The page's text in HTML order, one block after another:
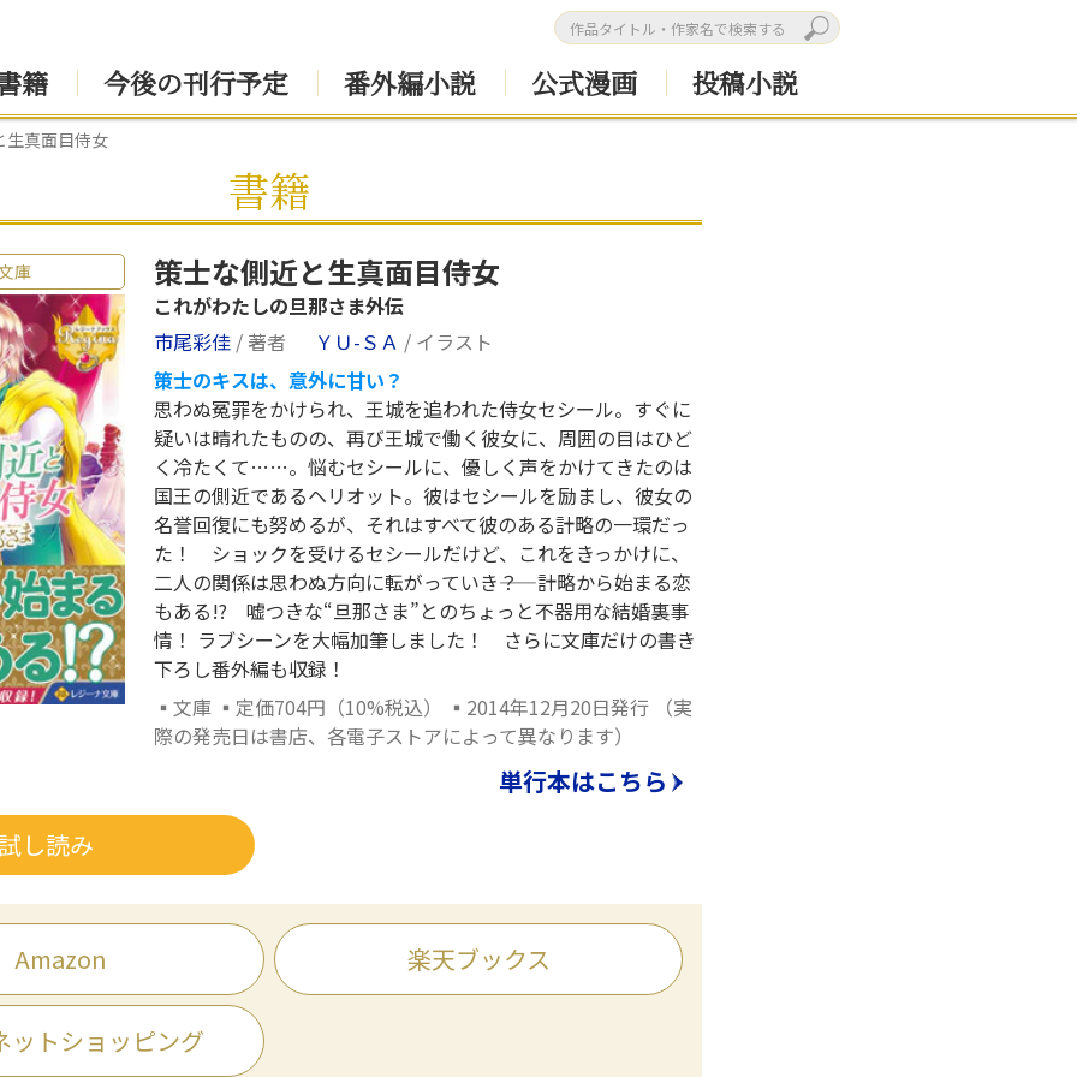
籍 今後の刊行予定 番外編小説 公式漫画 投稿小説
生真面目侍女
書籍
庫 策士な側近と生真面目侍女
これがわたしの旦那さま外伝
市尾彩佳 / 著者 ＹＵ-ＳＡ / イラスト
策士のキスは、意外に甘い？
思わぬ冤罪をかけられ、王城を追われた侍女セシール。すぐに
疑いは晴れたものの、再び王城で働く彼女に、周囲の目はひど
く冷たくて……。悩むセシールに、優しく声をかけてきたのは
国王の側近であるヘリオット。彼はセシールを励まし、彼女の
名誉回復にも努めるが、それはすべて彼のある計略の一環だっ
た！ ショックを受けるセシールだけど、これをきっかけに、
二人の関係は思わぬ方向に転がっていき――？ 計略から始まる恋
もある!? 嘘つきな“旦那さま”とのちょっと不器用な結婚裏事
情！ ラブシーンを大幅加筆しました！ さらに文庫だけの書き
下ろし番外編も収録！
▪文庫 ▪定価704円（10%税込） ▪2014年12月20日発行 （実
際の発売日は書店、各電子ストアによって異なります）
単行本はこちら
し読み
Amazon 楽天ブックス
ットショッピング